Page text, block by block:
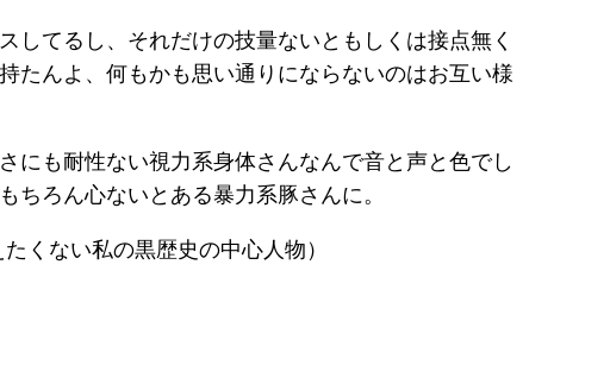
てるし、それだけの技量ないともしくは接点無く
たんよ、何もかも思い通りにならないのはお互い様
にも耐性ない視力系身体さんなんで音と声と色でし
ろん心ないとある暴力系豚さんに。
くない私の黒歴史の中心人物）